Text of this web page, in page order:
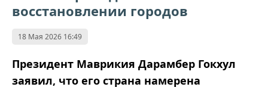
восстановлении городов
18 Мая 2026 16:49
Президент Маврикия Дарамбер Гокхул
заявил, что его страна намерена